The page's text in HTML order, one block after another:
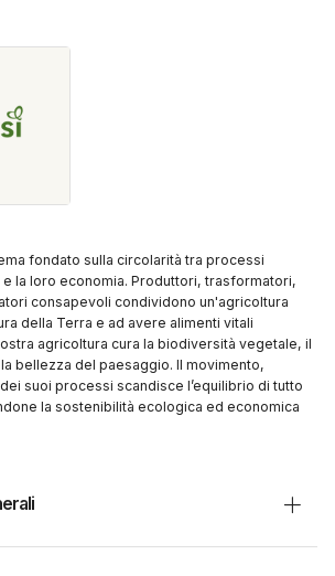
fondato sulla circolarità tra processi
la loro economia. Produttori, trasformatori,
consapevoli condividono un'agricoltura
della Terra e ad avere alimenti vitali
agricoltura cura la biodiversità vegetale, il
bellezza del paesaggio. Il movimento,
suoi processi scandisce l’equilibrio di tutto
la sostenibilità ecologica ed economica